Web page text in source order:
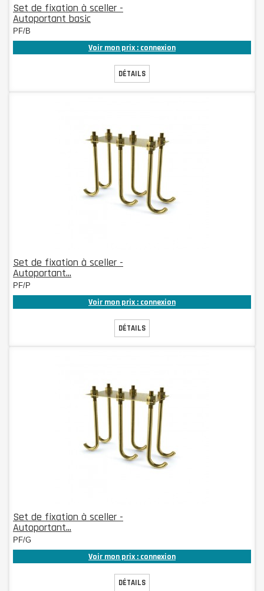
Set de fixation à sceller -
Autoportant basic
PF/B
Voir mon prix : connexion
DÉTAILS
Set de fixation à sceller -
Autoportant...
PF/P
Voir mon prix : connexion
DÉTAILS
Set de fixation à sceller -
Autoportant...
PF/G
Voir mon prix : connexion
DÉTAILS